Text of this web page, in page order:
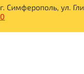
г. Симферополь, ул.
0